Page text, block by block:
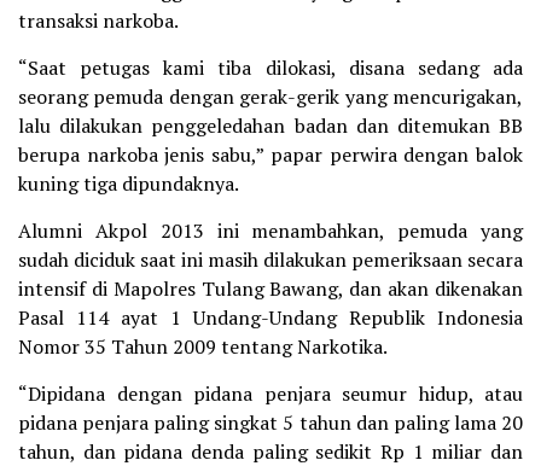
transaksi narkoba.
“Saat petugas kami tiba dilokasi, disana sedang ada
seorang pemuda dengan gerak-gerik yang mencurigakan,
lalu dilakukan penggeledahan badan dan ditemukan BB
berupa narkoba jenis sabu,” papar perwira dengan balok
kuning tiga dipundaknya.
Alumni Akpol 2013 ini menambahkan, pemuda yang
sudah diciduk saat ini masih dilakukan pemeriksaan secara
intensif di Mapolres Tulang Bawang, dan akan dikenakan
Pasal 114 ayat 1 Undang-Undang Republik Indonesia
Nomor 35 Tahun 2009 tentang Narkotika.
“Dipidana dengan pidana penjara seumur hidup, atau
pidana penjara paling singkat 5 tahun dan paling lama 20
tahun, dan pidana denda paling sedikit Rp 1 miliar dan